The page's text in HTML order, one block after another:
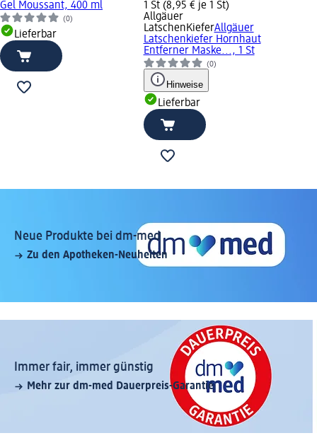
Gel Moussant, 400 ml
(0)
Lieferbar
1 St (8,95 € je 1 St)
Allgäuer
LatschenKieferAllgäuer
Latschenkiefer Hornhaut
Entferner Maske..., 1 St
(0)
Hinweise
Lieferbar
Neue Produkte bei dm-med
Zu den Apotheken-Neuheiten
Immer fair,­ immer günstig
Mehr zur dm-med Dauerpreis-Garantie